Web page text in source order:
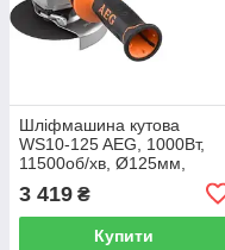
Шліфмашина кутова
WS10-125 AEG, 1000Вт,
11500об/хв, Ø125мм,
3 419 ₴
Купити